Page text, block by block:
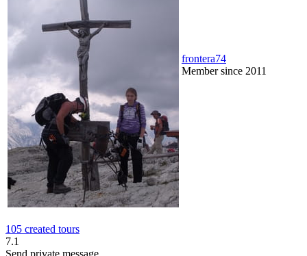
frontera74
Member since 2011
105 created tours
7.1
Send private message